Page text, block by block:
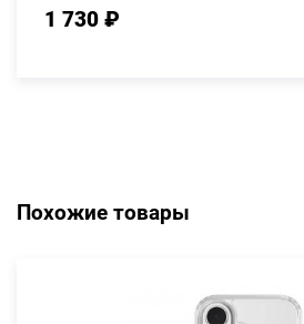
1 730 ₽
Похожие товары